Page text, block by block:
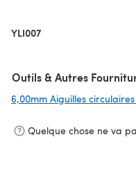
YLI007
Outils & Autres
6,00mm Aiguilles
Quelque chose ne va